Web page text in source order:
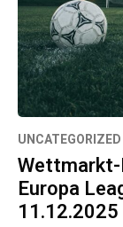
UNCATEGORIZED
Wettmarkt-
Europa
11.12.2025